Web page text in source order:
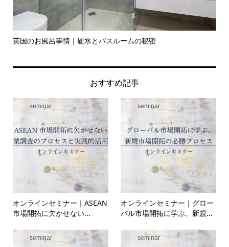
英国のお風呂事情｜硬水とバスルームの秘密
おすすめ記事
seminar
オンラインセミナー｜ASEAN
市場開拓に欠かせない...
seminar
オンラインセミナー｜グロー
バル市場開拓に学ぶ、新規...
seminar seminar